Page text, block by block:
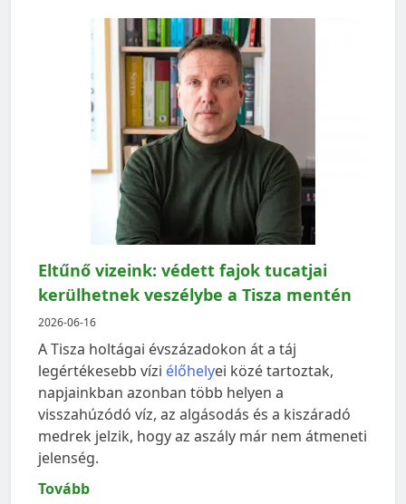
Eltűnő vizeink: védett fajok tucatjai
kerülhetnek veszélybe a Tisza mentén
2026-06-16
A Tisza holtágai évszázadokon át a táj
legértékesebb vízi élőhelyei közé tartoztak,
napjainkban azonban több helyen a
visszahúzódó víz, az algásodás és a kiszáradó
medrek jelzik, hogy az aszály már nem átmeneti
jelenség.
Tovább